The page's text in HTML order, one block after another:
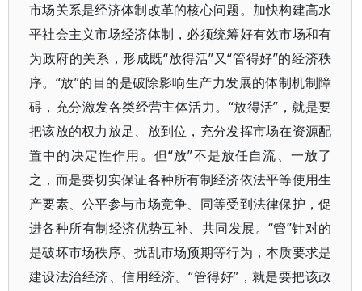
市场关系是经济体制改革的核心问题。加快构建高水
平社会主义市场经济体制，必须统筹好有效市场和有
为政府的关系，形成既“放得活”又“管得好”的经济秩
序。“放”的目的是破除影响生产力发展的体制机制障
碍，充分激发各类经营主体活力。“放得活”，就是要
把该放的权力放足、放到位，充分发挥市场在资源配
置中的决定性作用。但“放”不是放任自流、一放了
之，而是要切实保证各种所有制经济依法平等使用生
产要素、公平参与市场竞争、同等受到法律保护，促
进各种所有制经济优势互补、共同发展。“管”针对的
是破坏市场秩序、扰乱市场预期等行为，本质要求是
建设法治经济、信用经济。“管得好”，就是要把该政